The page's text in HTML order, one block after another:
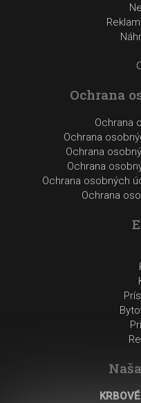
Ochrana
Ochrana
Ochrana
Ochrana
Ochrana
Ochrana osobných
Ochrana